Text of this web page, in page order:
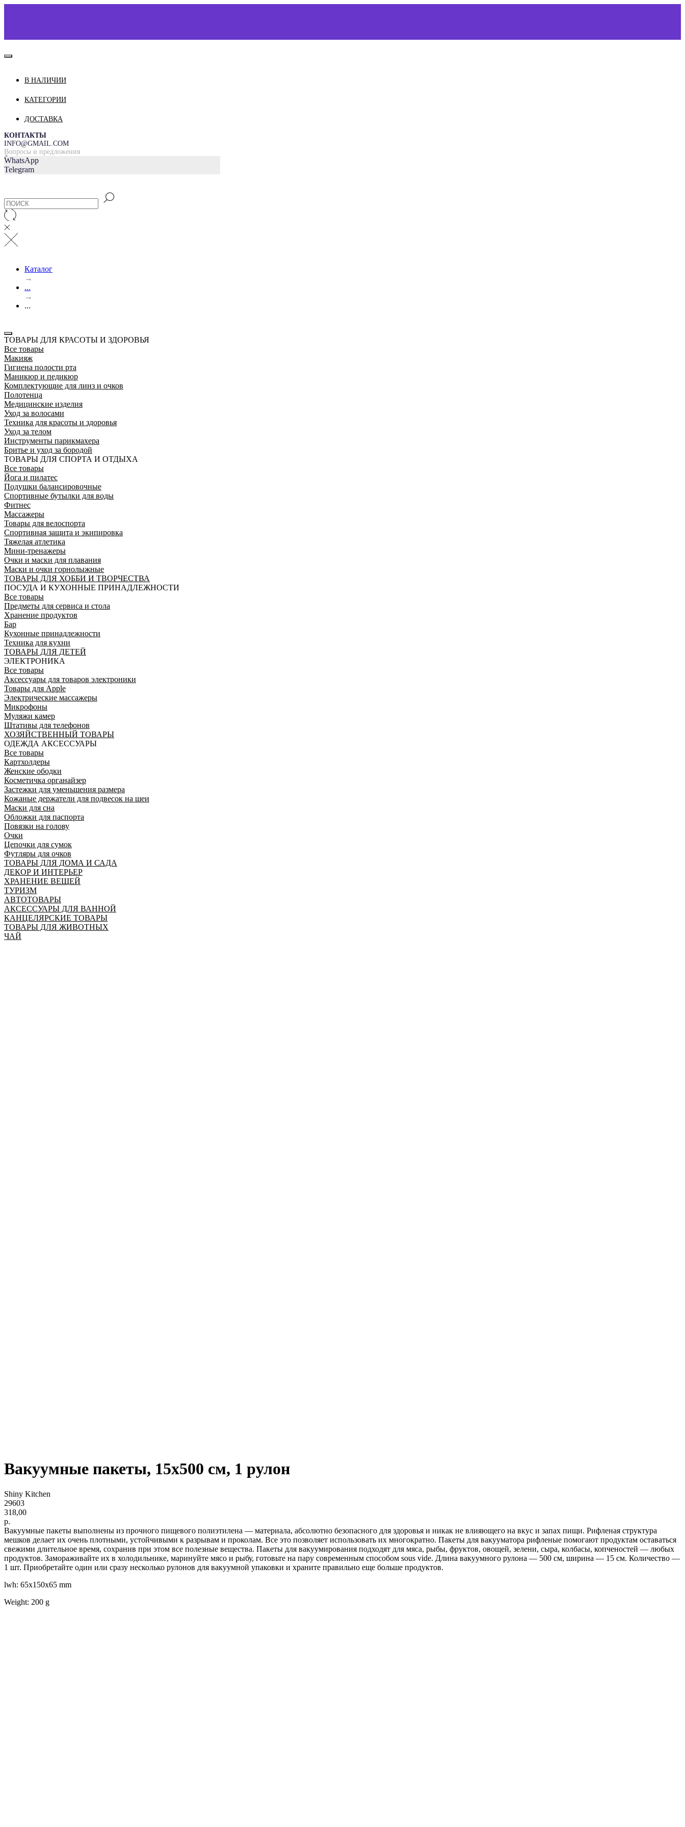
О НАС
ДОСТАВКА И ОПЛАТА
=
В НАЛИЧИИ
КАТЕГОРИИ
ДОСТАВКА
КОНТАКТЫ
INFO@GMAIL.COM
Вопросы и предложения
WhatsApp
Telegram
Каталог
→
...
→
...
ТОВАРЫ ДЛЯ КРАСОТЫ И ЗДОРОВЬЯ
Все товары
Макияж
Гигиена полости рта
Маникюр и педикюр
Комплектующие для линз и очков
Полотенца
Медицинские изделия
Уход за волосами
Техника для красоты и здоровья
Уход за телом
Инструменты парикмахера
Бритье и уход за бородой
ТОВАРЫ ДЛЯ СПОРТА И ОТДЫХА
Все товары
Йога и пилатес
Подушки балансировочные
Спортивные бутылки для воды
Фитнес
Массажеры
Товары для велоспорта
Спортивная защита и экипировка
Тяжелая атлетика
Мини-тренажеры
Очки и маски для плавания
Маски и очки горнолыжные
ТОВАРЫ ДЛЯ ХОББИ И ТВОРЧЕСТВА
ПОСУДА И КУХОННЫЕ ПРИНАДЛЕЖНОСТИ
Все товары
Предметы для сервиса и стола
Хранение продуктов
Бар
Кухонные принадлежности
Техника для кухни
ТОВАРЫ ДЛЯ ДЕТЕЙ
ЭЛЕКТРОНИКА
Все товары
Аксессуары для товаров электроники
Товары для Apple
Электрические массажеры
Микрофоны
Муляжи камер
Штативы для телефонов
ХОЗЯЙСТВЕННЫЙ ТОВАРЫ
ОДЕЖДА АКСЕССУАРЫ
Все товары
Картхолдеры
Женские ободки
Косметичка органайзер
Застежки для уменьшения размера
Кожаные держатели для подвесок на шеи
Маски для сна
Обложки для паспорта
Повязки на голову
Очки
Цепочки для сумок
Футляры для очков
ТОВАРЫ ДЛЯ ДОМА И САДА
ДЕКОР И ИНТЕРЬЕР
ХРАНЕНИЕ ВЕЩЕЙ
ТУРИЗМ
АВТОТОВАРЫ
АКСЕССУАРЫ ДЛЯ ВАННОЙ
КАНЦЕЛЯРСКИЕ ТОВАРЫ
ТОВАРЫ ДЛЯ ЖИВОТНЫХ
ЧАЙ
Вакуумные пакеты, 15x500 см, 1 рулон
Shiny Kitchen
29603
318,00
р.
Вакуумные пакеты выполнены из прочного пищевого полиэтилена — материала, абсолютно безопасного для здоровья и никак не влияющего на вкус и запах пищи. Рифленая структура
мешков делает их очень плотными, устойчивыми к разрывам и проколам. Все это позволяет использовать их многократно. Пакеты для вакууматора рифленые помогают продуктам оставаться
свежими длительное время, сохранив при этом все полезные вещества. Пакеты для вакуумирования подходят для мяса, рыбы, фруктов, овощей, зелени, сыра, колбасы, копченостей — любых
продуктов. Замораживайте их в холодильнике, маринуйте мясо и рыбу, готовьте на пару современным способом sous vide. Длина вакуумного рулона — 500 см, ширина — 15 см. Количество —
1 шт. Приобретайте один или сразу несколько рулонов для вакуумной упаковки и храните правильно еще больше продуктов.
lwh: 65x150x65 mm
Weight: 200 g